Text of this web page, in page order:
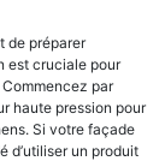
de préparer
est cruciale pour
par
haute pression pour
Si votre façade
d’utiliser un produit